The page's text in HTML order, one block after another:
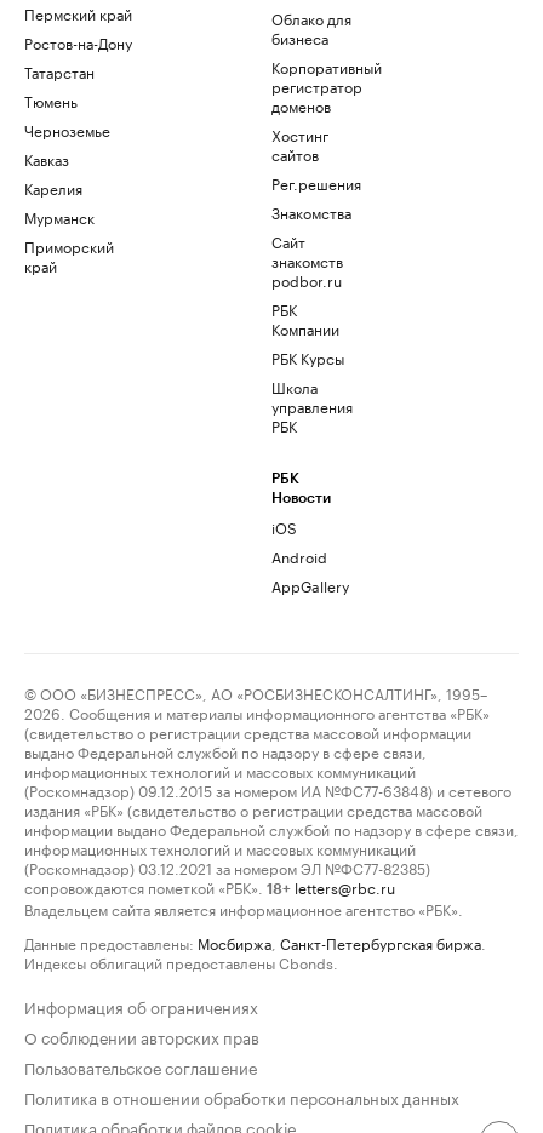
Пермский край
Ростов-на-Дону
Татарстан
Тюмень
Черноземье
Кавказ
Карелия
Мурманск
Приморский
край
Облако для
бизнеса
Корпоративный
регистратор
доменов
Хостинг
сайтов
Рег.решения
Знакомства
Сайт
знакомств
podbor.ru
РБК
Компании
РБК Курсы
Школа
управления
РБК
РБК
Новости
iOS
Android
AppGallery
© ООО «БИЗНЕСПРЕСС», АО «РОСБИЗНЕСКОНСАЛТИНГ», 1995–
2026. Сообщения и материалы информационного агентства «РБК»
(свидетельство о регистрации средства массовой информации
выдано Федеральной службой по надзору в сфере связи,
информационных технологий и массовых коммуникаций
(Роскомнадзор) 09.12.2015 за номером ИА №ФС77-63848) и сетевого
издания «РБК» (свидетельство о регистрации средства массовой
информации выдано Федеральной службой по надзору в сфере связи,
информационных технологий и массовых коммуникаций
(Роскомнадзор) 03.12.2021 за номером ЭЛ №ФС77-82385)
сопровождаются пометкой «РБК».
18+ letters@rbc.ru
Владельцем сайта является информационное агентство «РБК».
Данные предоставлены: Мосбиржа Санкт-Петербургская биржа
Индексы облигаций предоставлены Cbonds.
Информация об ограничениях
О соблюдении авторских прав
Пользовательское соглашение
Политика в отношении обработки персональных данных
Политика обработки файлов cookie